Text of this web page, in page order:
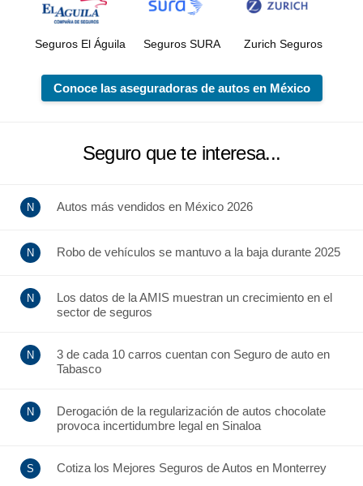
Seguros El Águila Seguros SURA Zurich Seguros
Conoce las aseguradoras de autos en México
Seguro que te interesa...
Autos más vendidos en México 2026
Robo de vehículos se mantuvo a la baja durante 2025
Los datos de la AMIS muestran un crecimiento en el
sector de seguros
3 de cada 10 carros cuentan con Seguro de auto en
Tabasco
Derogación de la regularización de autos chocolate
provoca incertidumbre legal en Sinaloa
Cotiza los Mejores Seguros de Autos en Monterrey